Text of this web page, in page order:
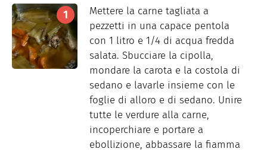
Mettere la carne tagliata a
pezzetti in una capace pentola
con 1 litro e 1/4 di acqua fredda
salata. Sbucciare la cipolla,
mondare la carota e la costola di
sedano e lavarle insieme con le
foglie di alloro e di sedano. Unire
tutte le verdure alla carne,
incoperchiare e portare a
ebollizione, abbassare la fiamma